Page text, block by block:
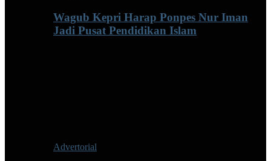
Wagub Kepri Harap Ponpes Nur Iman
Jadi Pusat Pendidikan Islam
Advertorial